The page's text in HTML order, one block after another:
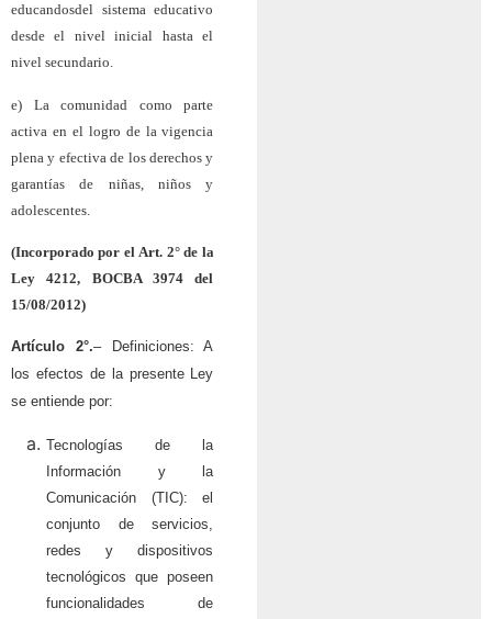
educandosdel sistema educativo
desde el nivel inicial hasta el
nivel secundario.
e) La comunidad como parte
activa en el logro de la vigencia
plena y efectiva de los derechos y
garantías de niñas, niños y
adolescentes.
(Incorporado por el Art. 2° de la
Ley 4212, BOCBA 3974 del
15/08/2012)
Artículo 2°.– Definiciones: A
los efectos de la presente Ley
se entiende por:
Tecnologías de la
Información y la
Comunicación (TIC): el
conjunto de servicios,
redes y dispositivos
tecnológicos que poseen
funcionalidades de